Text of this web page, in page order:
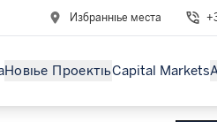
Избранные места
Новые ПроектыCapital Markets